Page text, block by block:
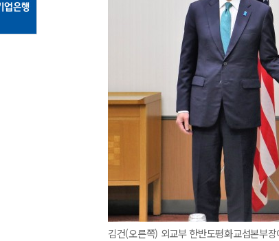
김건(오른쪽) 외교부 한반도평화교섭본부